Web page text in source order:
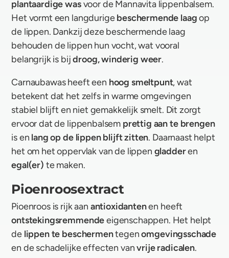
plantaardige wasvoor de Mannavita lippenbalsem.
Het vormt een langdurigebeschermende laagop
de lippen. Dankzij deze beschermende laag
behouden de lippen hun vocht, wat vooral
belangrijk is bijdroog, winderig weer.
Carnaubawas heeft een hoog smeltpunt, wat
betekent dat het zelfs in warme omgevingen
stabiel blijft en niet gemakkelijk smelt. Dit zorgt
ervoor dat de lippenbalsem prettig aan te brengen
is en lang op de lippen blijft zitten. Daarnaast helpt
het om het oppervlak van de lippen gladderen
egal(er) te maken.
Pioenroosextract
Pioenroos is rijk aan antioxidantenen heeft
ontstekingsremmendeeigenschappen. Het helpt
de lippen te beschermentegenomgevingsschade
en de schadelijke effecten vanvrije radicalen.